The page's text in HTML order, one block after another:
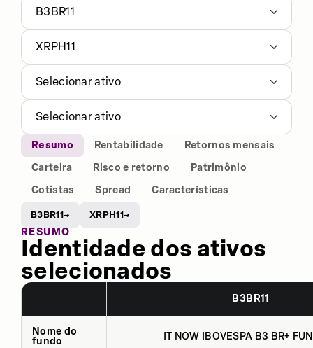
B3BR11
XRPH11
Selecionar ativo
Selecionar ativo
Resumo Rentabilidade
Retornos mensais
Carteira
Risco e retorno
Patrimônio
Cotistas
Spread Características
B3BR11→ XRPH11→
RESUMO
Identidade dos ativos
selecionados
B3BR11
Nome do
fundo
IT NOW IBOVESPA B3 BR+